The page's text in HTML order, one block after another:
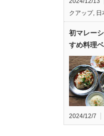
クアップ, 日
初マレー
すめ料理
2024/12/7